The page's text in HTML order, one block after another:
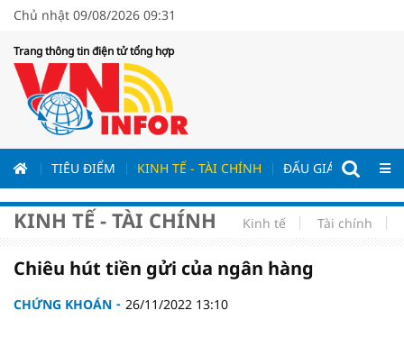
Chủ nhật 09/08/2026 09:31
Trang thông tin điện tử tổng hợp
TIÊU ĐIỂM KINH TẾ - TÀI CHÍNH ĐẤU GIÁ - ĐẤU
KINH TẾ - TÀI CHÍNH Kinh tế Tài chính
Chiêu hút tiền gửi của ngân hàng
CHỨNG KHOÁN 26/11/2022 13:10